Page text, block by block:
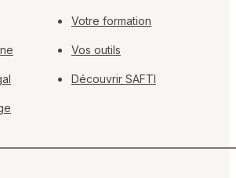
Votre formation
Vos outils
Découvrir SAFTI